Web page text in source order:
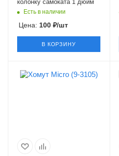
колонку самоката 1 дюйм
Есть в наличии
Цена: 100 ₽/шт
В КОРЗИНУ